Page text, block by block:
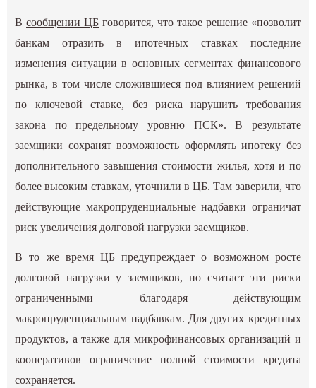
Всообщении ЦБ говорится, что такое решение «позволит
банкам отразить в ипотечных ставках последние
изменения ситуации в основных сегментах финансового
рынка, в том числе сложившиеся под влиянием решений
по ключевой ставке, без риска нарушить требования
закона по предельному уровню ПСК». В результате
заемщики сохранят возможность оформлять ипотеку без
дополнительного завышения стоимости жилья, хотя и по
более высоким ставкам, уточнили в ЦБ. Там заверили, что
действующие макропруденциальные надбавки ограничат
риск увеличения долговой нагрузки заемщиков.
В то же время ЦБ предупреждает о возможном росте
долговой нагрузки у заемщиков, но считает эти риски
ограниченными благодаря действующим
макропруденциальным надбавкам. Для других кредитных
продуктов, а также для микрофинансовых организаций и
кооперативов ограничение полной стоимости кредита
сохраняется.